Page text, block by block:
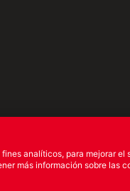
analíticos, para mejorar
más información sobre las